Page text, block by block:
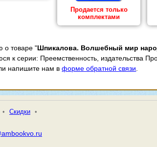
Продается только
комплектами
о товаре "Шпикалова. Волшебный мир
к серии: Преемственность, издательства
напишите нам вформе обратной связи
• Скидки •